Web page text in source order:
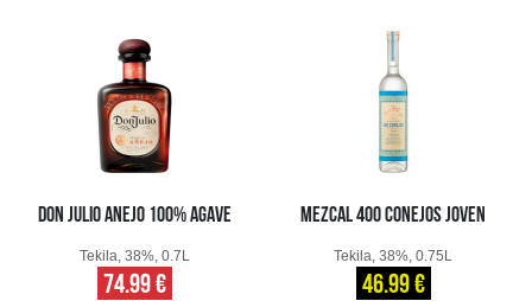
DON JULIO ANEJO 100% AGAVE
Tekila, 38%, 0.7L
74.99 €
MEZCAL 400 CONEJOS JOVEN
Tekila, 38%, 0.75L
46.99 €